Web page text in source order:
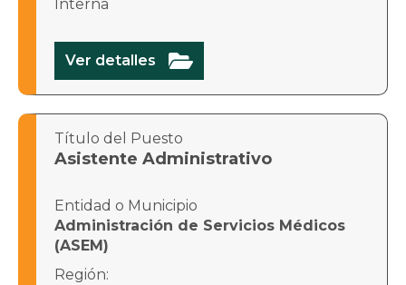
Interna
Ver detalles 
Título del Puesto
Asistente Administrativo
Entidad o Municipio
Administración de Servicios Médicos
(ASEM)
Región: